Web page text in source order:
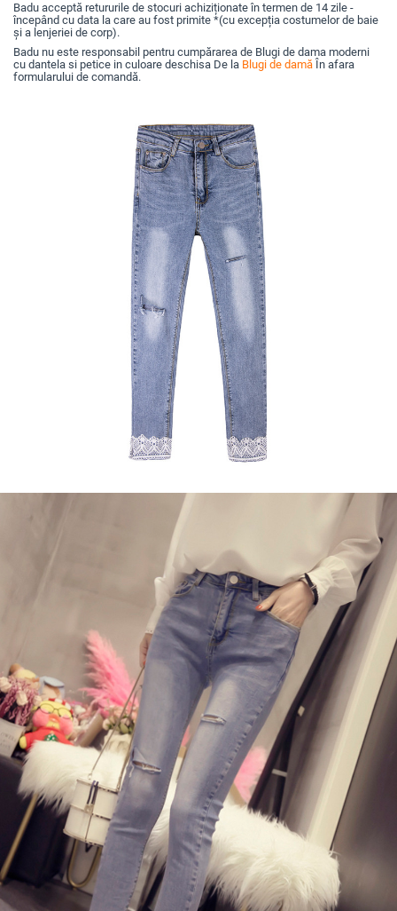
Badu acceptă retururile de stocuri achiziționate în termen de 14 zile -
începând cu data la care au fost primite *(cu excepția costumelor de baie
și a lenjeriei de corp).
Badu nu este responsabil pentru cumpărarea de Blugi de dama moderni
cu dantela si petice in culoare deschisa De la Blugi de damă În afara
formularului de comandă.